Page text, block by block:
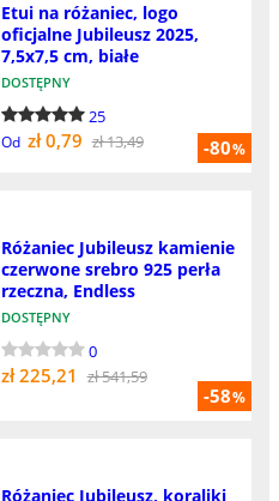
-80%
Etui na różaniec, logo
oficjalne Jubileusz 2025,
7,5x7,5 cm, białe
DOSTĘPNY
25
Od zł 0,79 zł 13,49
-58%
Różaniec Jubileusz kamienie
czerwone srebro 925 perła
rzeczna, Endless
DOSTĘPNY
0
zł 225,21 zł 541,59
Różaniec Jubileusz, koraliki